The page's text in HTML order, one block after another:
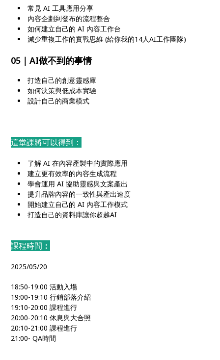
常見 AI 工具應用分享
內容企劃到發布的流程整合
如何建立自己的 AI 內容工作台
減少重複工作的實戰思維 (給你我的14人AI工作團隊)
05｜AI做不到的事情
打造自己的創意靈感庫
如何決策與低成本實驗
設計自己的商業模式
這堂課將可以得到：
了解 AI 在內容產製中的實際應用
建立更有效率的內容生成流程
學會運用 AI 協助靈感與文案產出
提升品牌內容的一致性與產出速度
開始建立自己的 AI 內容工作模式
打造自己的資料庫讓你超越AI
課程時間 ：
2025/05/20
18:50-19:00 活動入場
19:00-19:10 行銷部落介紹
19:10-20:00 課程進行
20:00-20:10 休息與大合照
20:10-21:00 課程進行
21:00- QA時間